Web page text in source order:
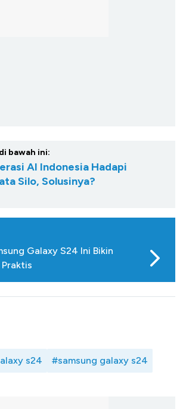
bawah ini:
AI Indonesia Hadapi
Silo, Solusinya?
Galaxy S24 Ini Bikin
Praktis
s24 #samsung galaxy s24